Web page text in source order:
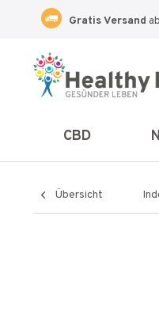
Gratis Versand
CBD
Übersicht